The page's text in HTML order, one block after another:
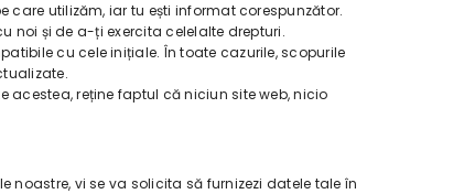
utilizăm, iar tu ești informat corespunzător.
noi și de a-ți exercita celelalte drepturi.
cu cele inițiale. În toate cazurile, scopurile
reține faptul că niciun site web, nicio
noastre, vi se va solicita să furnizezi datele tale în